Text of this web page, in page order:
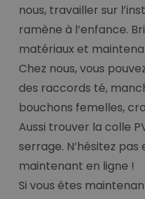
nous, travailler sur
ramène à l’enfance.
matériaux et
Chez nous, vous
des raccords té,
bouchons femelles,
Aussi trouver la colle
serrage. N’hésitez
maintenant en ligne !
Si vous êtes